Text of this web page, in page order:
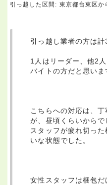
引っ越した区間: 東京都台東区か
引っ越し業者の方は計
1人はリーダー、他2
バイトの方だと思いま
こちらへの対応は、
が、昼頃くらいから
スタッフが疲れ切っ
いな状態でした。
女性スタッフは梱包